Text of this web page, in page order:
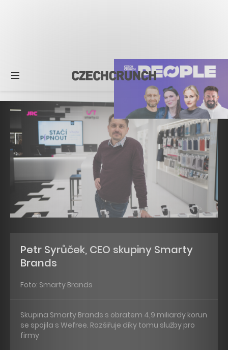
Petr Syrůček, CEO skupiny Smarty
Brands
Foto: Smarty Brands
Skupina Smarty Brands s obratem 4,9 miliardy korun
se spojila s Wefree. Rozšiřuje díky tomu služby pro
firmy